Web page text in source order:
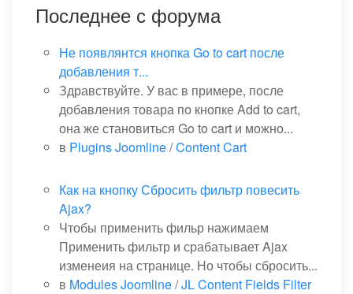
Последнее с форума
Не появлянтся кнопка Go to cart после
добавления т...
Здравствуйте. У вас в примере, после
добавления товара по кнопке Add to cart,
она же становиться Go to cart и можно...
в Plugins Joomline/Content Cart
Как на кнопку Сбросить фильтр повесить
Ajax?
Чтобы применить фильр нажимаем
Применить фильтр и срабатывает Ajax
изменеия на странице. Но чтобы сбросить...
в Modules Joomline/JL Content Fields Filter